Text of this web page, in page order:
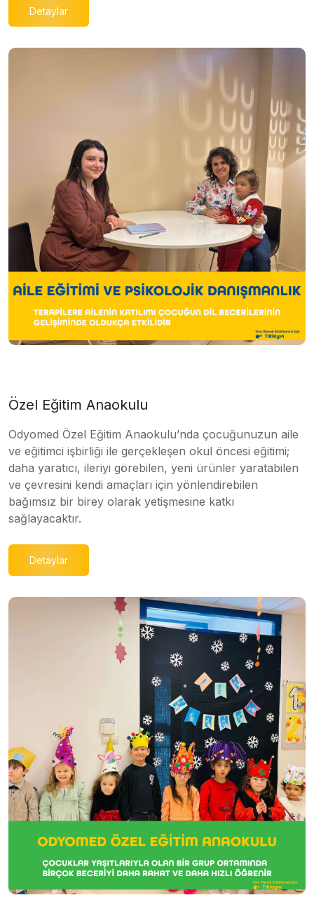
Detaylar
Özel Eğitim Anaokulu
Odyomed Özel Eğitim Anaokulu’nda çocuğunuzun aile
ve eğitimci işbirliği ile gerçekleşen okul öncesi eğitimi;
daha yaratıcı, ileriyi görebilen, yeni ürünler yaratabilen
ve çevresini kendi amaçları için yönlendirebilen
bağımsız bir birey olarak yetişmesine katkı
sağlayacaktır.
Detaylar